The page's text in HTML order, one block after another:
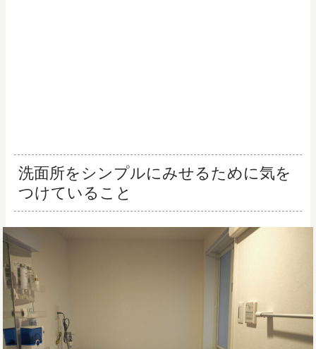
洗面所をシンプルにみせるために気を
つけていること